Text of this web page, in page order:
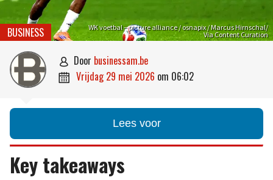
WK voetbal – picture alliance / osnapix / Marcus Hirnschal/
Via Content Curation
BUSINESS
 door businessam.be
 vrijdag 29 mei 2026 om 06:02
Lees voor
Key takeaways